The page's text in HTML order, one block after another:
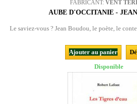
FABRICANT: VENT
AUBE D'OCCITANIE -
Le saviez-vous ? Jean Boudou, le poète, le
Ajouter au panier
Disponible